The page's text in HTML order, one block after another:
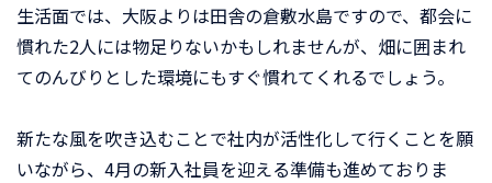
生活面では、大阪よりは田舎の倉敷水島ですので、都会に
慣れた2人には物足りないかもしれませんが、畑に囲まれ
てのんびりとした環境にもすぐ慣れてくれるでしょう。
新たな風を吹き込むことで社内が活性化して行くことを願
いながら、4月の新入社員を迎える準備も進めておりま